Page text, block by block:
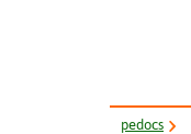
pedocs